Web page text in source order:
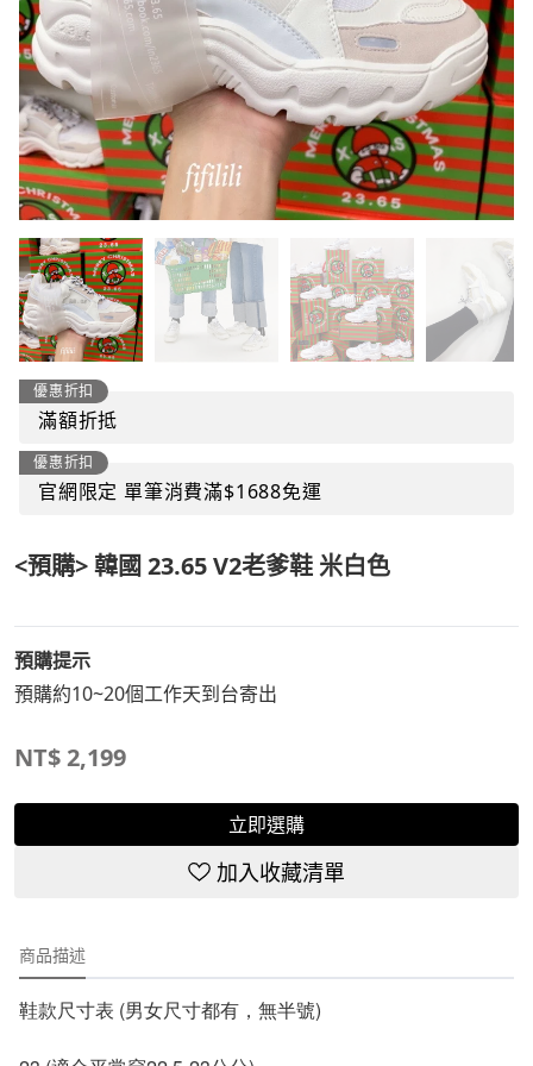
優惠折扣
滿額折抵
優惠折扣
官網限定 單筆消費滿$1688免運
<預購> 韓國 23.65 V2老爹鞋 米白色
預購提示
預購約10~20個工作天到台寄出
NT$2,199
立即選購
加入收藏清單
商品描述
鞋款尺寸表 (男女尺寸都有， 無半號)